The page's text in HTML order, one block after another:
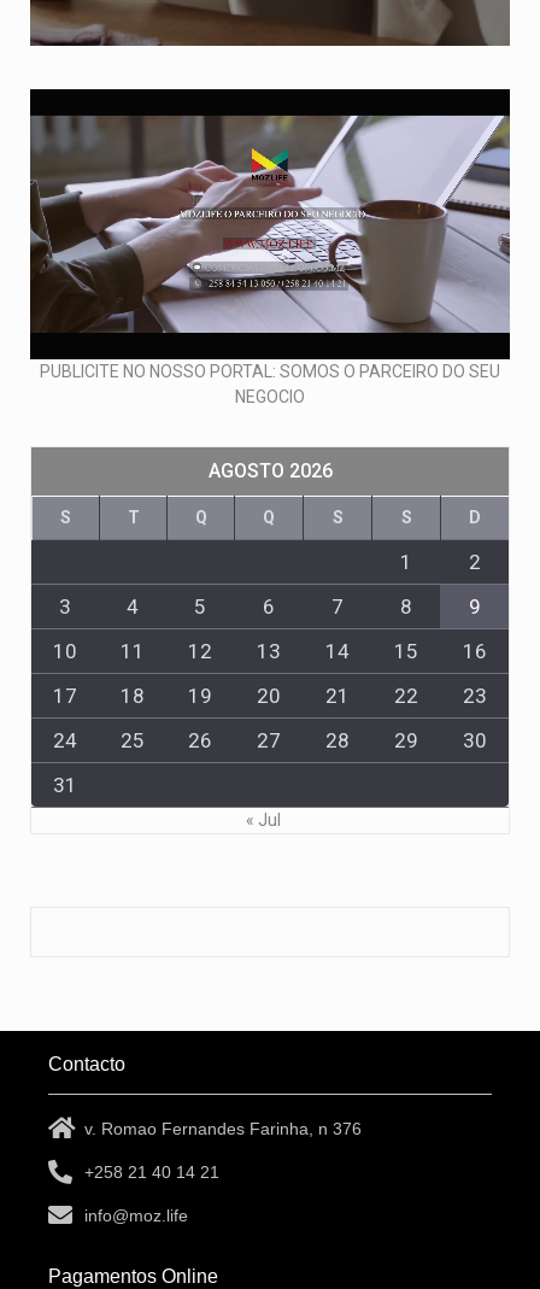
PUBLICITE NO NOSSO PORTAL: SOMOS O PARCEIRO DO SEU
NEGOCIO
AGOSTO 2026
S T Q Q S S D
1
2
3
4 5 6 7 8
9
10
11 12 13 14 15
16
17
18 19 20 21 22
23
24
25 26 27 28 29
30
31
« Jul
Contacto
v. Romao Fernandes Farinha, n 376
+258 21 40 14 21
info@moz.life
Pagamentos Online